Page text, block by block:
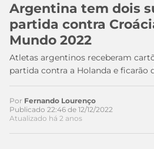
DE
APOSTA
MELHORES
SITES
DE
APOSTAS
2026
COPA
DO
MUNDO
TIMES
MEU
TIME
CAMPEONATOS
Argentina tem dois
partida contra
Mundo 2022
Atletas argentinos receberam
partida contra a Holanda e ficarão
Por Fernando Lourenço
Publicado 22:46 de 12/12/2022
Atualizado há 2 anos